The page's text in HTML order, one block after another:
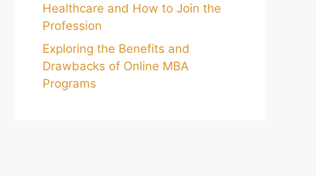
Healthcare and How to Join the
Profession
Exploring the Benefits and
Drawbacks of Online MBA
Programs